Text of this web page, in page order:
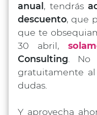
anual , tendrás
descuento, que
que te
30 abril,
Consulting. No
gratuitamente
dudas.
Y aprovecha